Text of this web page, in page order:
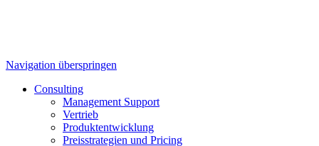
Navigation überspringen
Consulting
Management Support
Vertrieb
Produktentwicklung
Preisstrategien und Pricing